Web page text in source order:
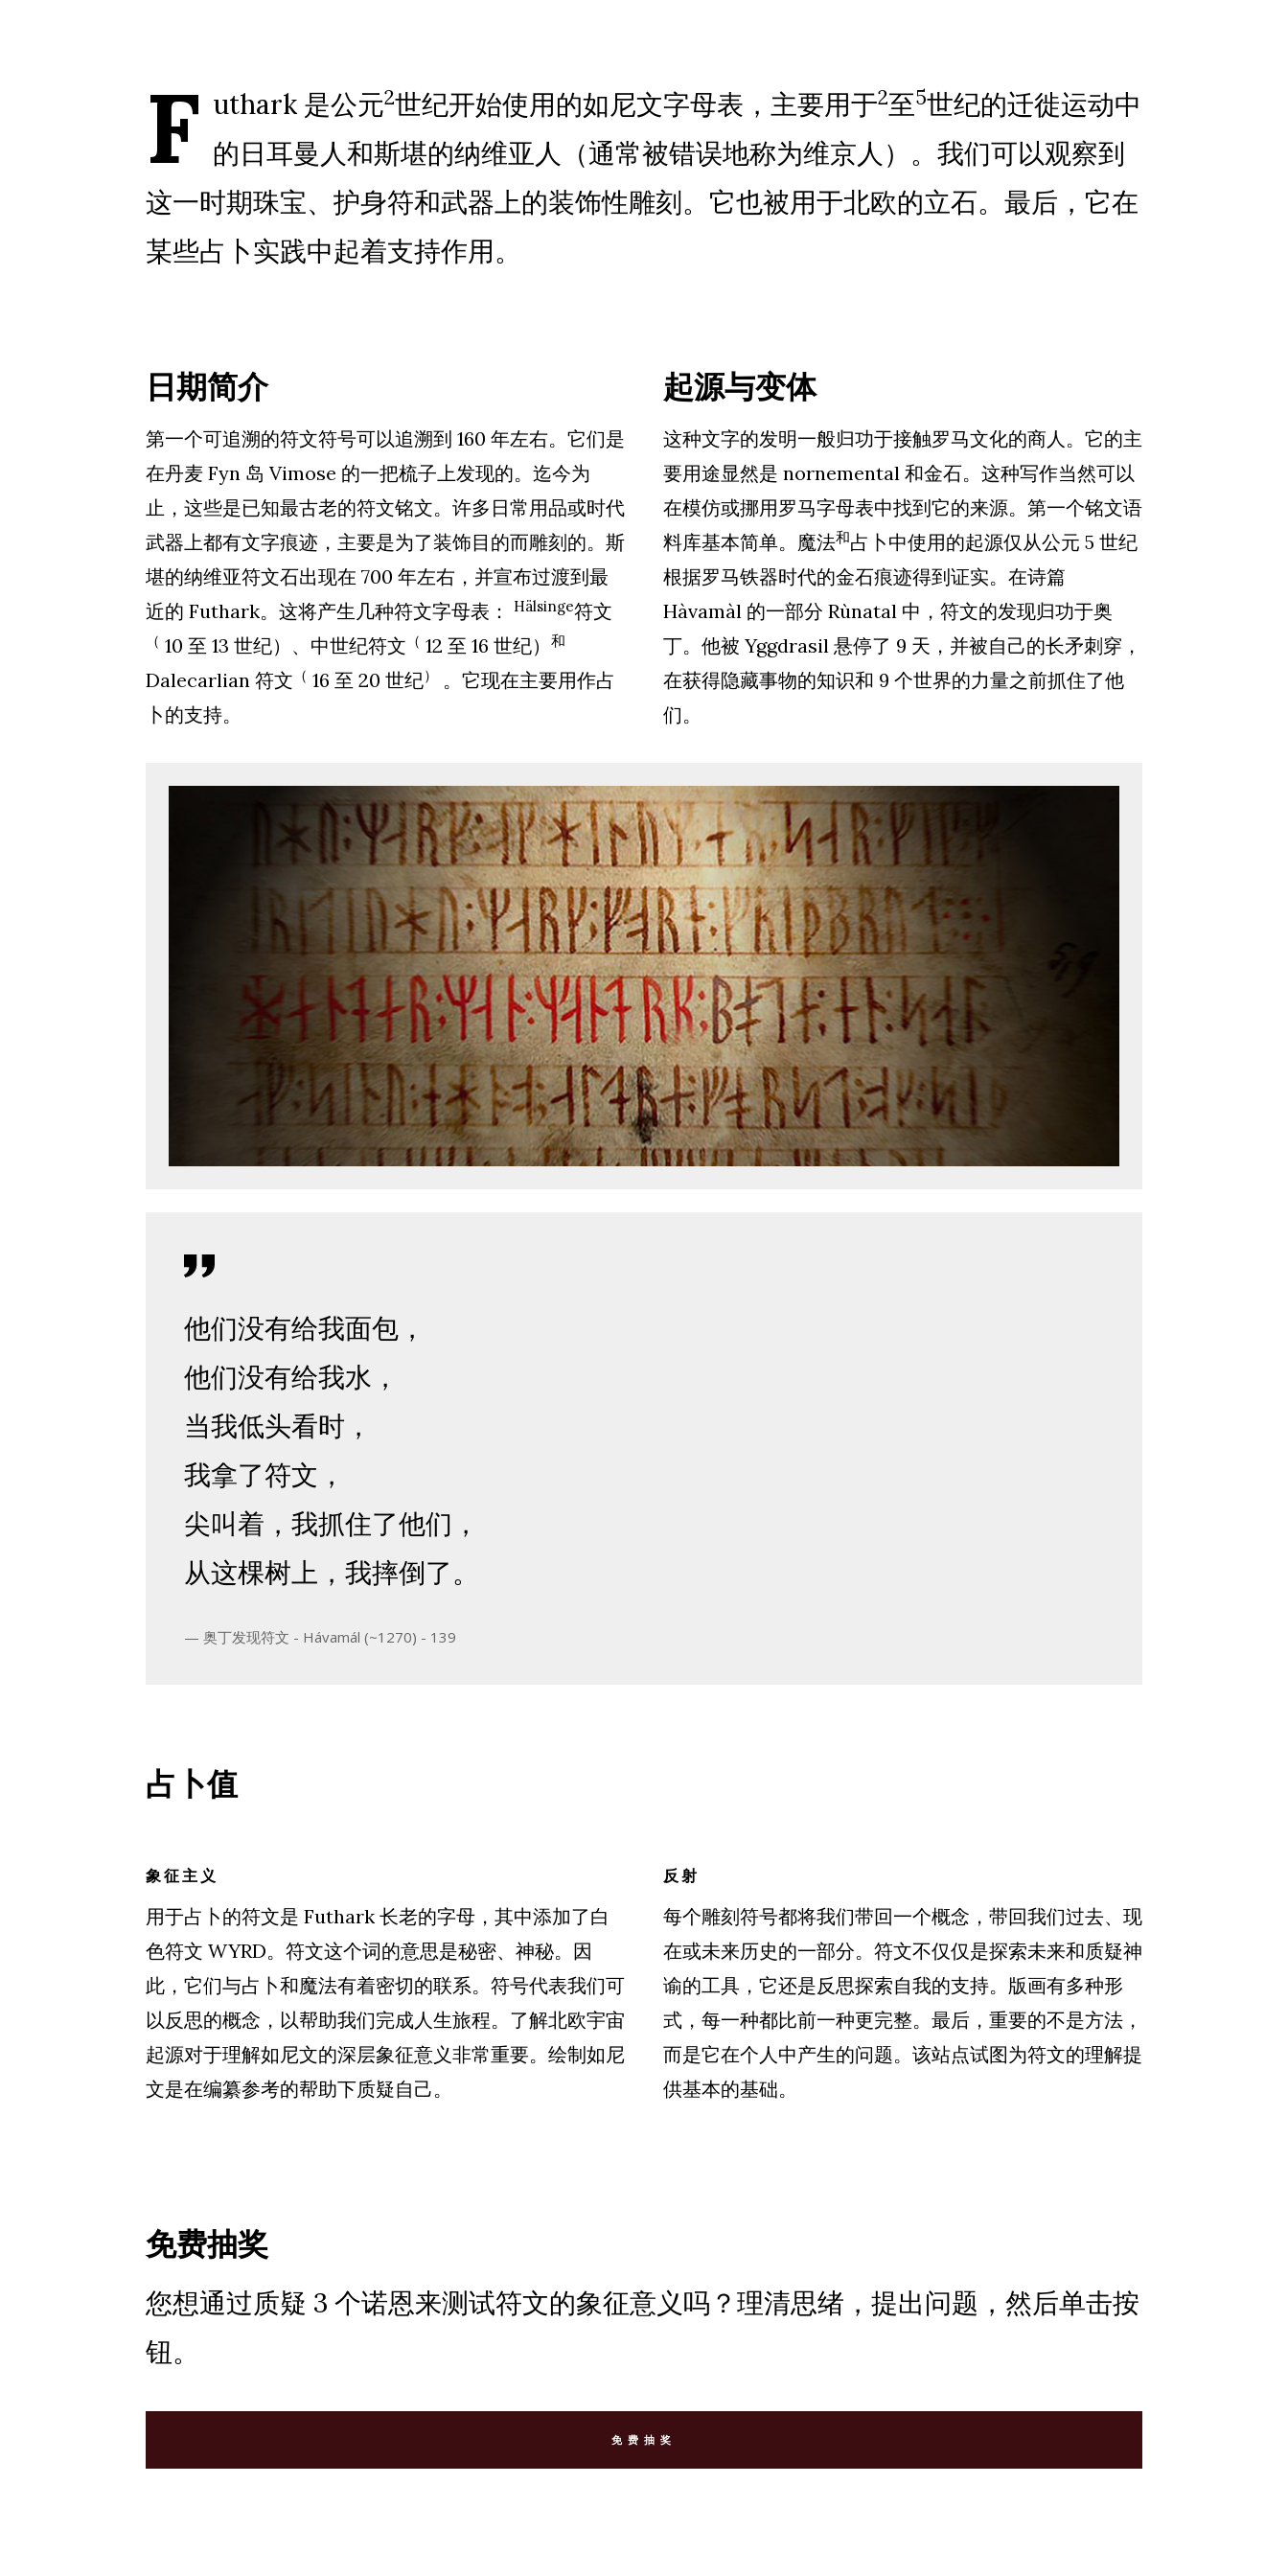
F uthark 是公元2世纪开始使用的如尼文字母表，主要用于2至5世纪的迁徙运动中
的日耳曼人和斯堪的纳维亚人（通常被错误地称为维京人）。我们可以观察到
这一时期珠宝、护身符和武器上的装饰性雕刻。它也被用于北欧的立石。最后，它在
某些占卜实践中起着支持作用。
日期简介
第一个可追溯的符文符号可以追溯到 160 年左右。它们是
在丹麦 Fyn 岛 Vimose 的一把梳子上发现的。迄今为
止，这些是已知最古老的符文铭文。许多日常用品或时代
武器上都有文字痕迹，主要是为了装饰目的而雕刻的。斯
堪的纳维亚符文石出现在 700 年左右，并宣布过渡到最
近的 Futhark。这将产生几种符文字母表：
Hälsinge符文
（ 10 至 13 世纪）、中世纪符文 （ 12 至 16 世纪） 和
Dalecarlian 符文 （ 16 至 20 世纪）
。它现在主要用作占
卜的支持。
起源与变体
这种文字的发明一般归功于接触罗马文化的商人。它的主
要用途显然是 nornemental 和金石。这种写作当然可以
在模仿或挪用罗马字母表中找到它的来源。第一个铭文语
料库基本简单。魔法和占卜中使用的起源仅从公元 5 世纪
根据罗马铁器时代的金石痕迹得到证实。在诗篇
Hàvamàl 的一部分 Rùnatal 中，符文的发现归功于奥
丁。他被 Yggdrasil 悬停了 9 天，并被自己的长矛刺穿，
在获得隐藏事物的知识和 9 个世界的力量之前抓住了他
们。
他们没有给我面包，
他们没有给我水，
当我低头看时，
我拿了符文，
尖叫着，我抓住了他们，
从这棵树上，我摔倒了。
奥丁发现符文 - Hávamál (~1270) - 139
占卜值
象征主义
用于占卜的符文是 Futhark 长老的字母，其中添加了白
色符文 WYRD。符文这个词的意思是秘密、神秘。因
此，它们与占卜和魔法有着密切的联系。符号代表我们可
以反思的概念，以帮助我们完成人生旅程。了解北欧宇宙
起源对于理解如尼文的深层象征意义非常重要。绘制如尼
文是在编纂参考的帮助下质疑自己。
反射
每个雕刻符号都将我们带回一个概念，带回我们过去、现
在或未来历史的一部分。符文不仅仅是探索未来和质疑神
谕的工具，它还是反思探索自我的支持。版画有多种形
式，每一种都比前一种更完整。最后，重要的不是方法，
而是它在个人中产生的问题。该站点试图为符文的理解提
供基本的基础。
免费抽奖
您想通过质疑 3 个诺恩来测试符文的象征意义吗？理清思绪，提出问题，然后单击按
钮。
免费抽奖